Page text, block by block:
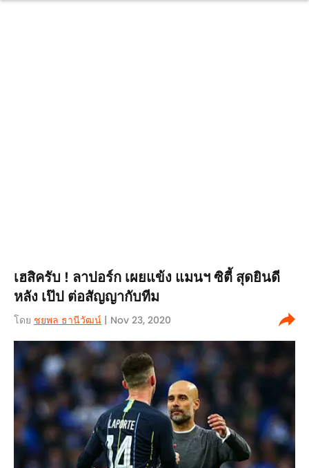
เฮสิครับ ! ลาปอร์ก เผยแข้ง แมนฯ ซิตี้ สุดยินดี
หลัง เป๊ป ต่อสัญญากับทีม
โดย ชยพล ธานีวัฒน์ | Nov 23, 2020